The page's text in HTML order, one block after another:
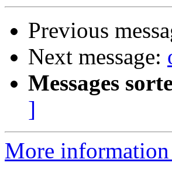
Previous
Next message:
Messages
]
More